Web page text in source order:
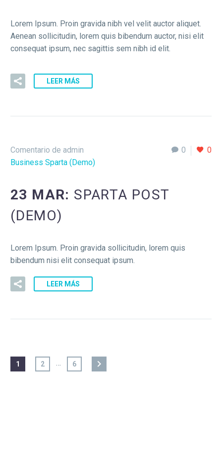
Lorem Ipsum. Proin gravida nibh vel velit auctor aliquet.
Aenean sollicitudin, lorem quis bibendum auctor, nisi elit
consequat ipsum, nec sagittis sem nibh id elit.
LEER MÁS
0 0
Comentario de admin
Business Sparta (Demo)
23 MAR: SPARTA POST
(DEMO)
Lorem Ipsum. Proin gravida sollicitudin, lorem quis
bibendum nisi elit consequat ipsum.
LEER MÁS
1 2 … 6